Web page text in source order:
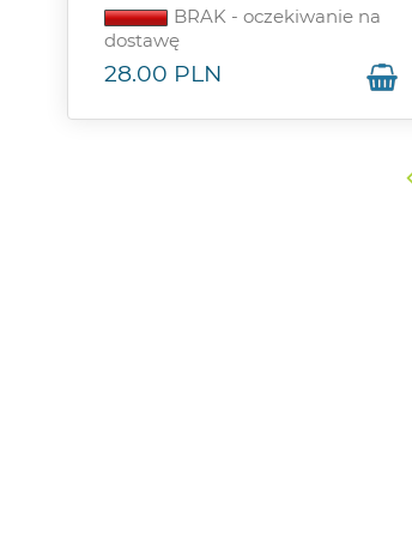
BRAK - oczekiwanie na
dostawę
28.00 PLN